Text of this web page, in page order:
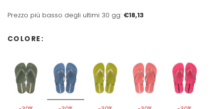
Prezzo più basso degli ultimi 30 gg: €18,13
COLORE: